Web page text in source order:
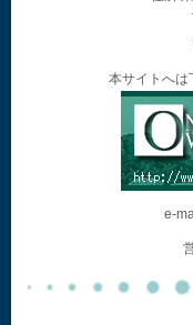
本サイトへは
e-